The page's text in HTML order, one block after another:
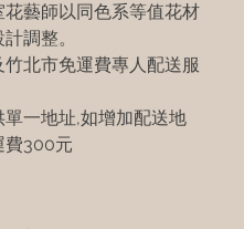
花藝師以同色系等值花材
調整。
竹北市免運費專人配送服
單一地址,如增加配送地
費300元